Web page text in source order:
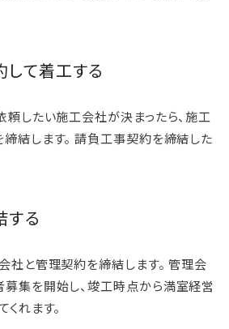
て着工する
頼したい施工会社が決まったら、施工
結します。 請負工事契約を締結した
する
社と管理契約を締結します。 管理会
集を開始し、竣工時点から満室経営
れます。